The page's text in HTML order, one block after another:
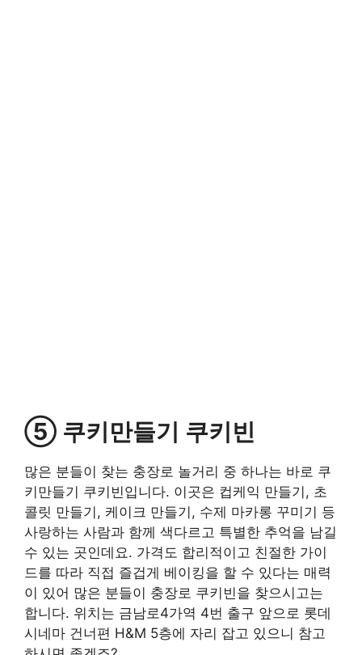
⑤ 쿠키만들기 쿠키빈
많은 분들이 찾는 충장로 놀거리 중 하나는 바로 쿠
키만들기 쿠키빈입니다. 이곳은 컵케익 만들기, 초
콜릿 만들기, 케이크 만들기, 수제 마카롱 꾸미기 등
사랑하는 사람과 함께 색다르고 특별한 추억을 남길
수 있는 곳인데요. 가격도 합리적이고 친절한 가이
드를 따라 직접 즐겁게 베이킹을 할 수 있다는 매력
이 있어 많은 분들이 충장로 쿠키빈을 찾으시고는
합니다. 위치는 금남로4가역 4번 출구 앞으로 롯데
시네마 건너편 H&M 5층에 자리 잡고 있으니 참고